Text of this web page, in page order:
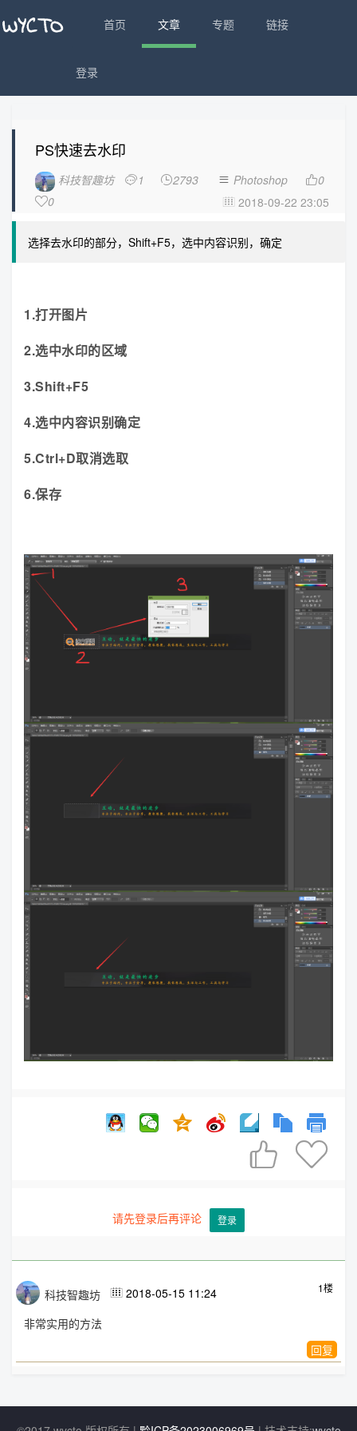
首页 文章 专题 链接
登录
PS快速去水印
科技智趣坊 1 2793  Photoshop 0
0  2018-09-22 23:05
选择去水印的部分，Shift+F5，选中内容识别，确定
1.打开图片
2.选中水印的区域
3.Shift+F5
4.选中内容识别确定
5.Ctrl+D取消选取
6.保存
 
请先登录后再评论 登录
科技智趣坊  2018-05-15 11:24 1楼
非常实用的方法
回复